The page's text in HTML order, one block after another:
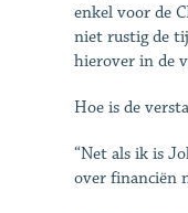
enkel voor de
niet rustig de
hierover in de
Hoe is de
“Net als ik is
over financiën